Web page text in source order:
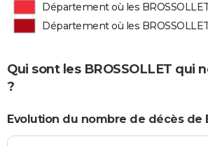
Département où les
Département où les
Qui sont les BROSSOLLET qui
?
Evolution du nombre de décès de